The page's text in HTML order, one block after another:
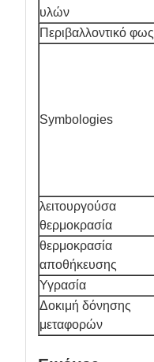
υλών
Περιβαλλοντικό φως
Symbologies
λειτουργούσα
θερμοκρασία
θερμοκρασία
αποθήκευσης
Υγρασία
Δοκιμή δόνησης
μεταφορών